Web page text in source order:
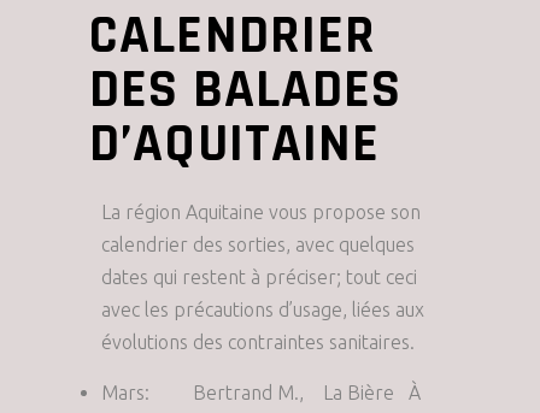
CALENDRIER
DES BALADES
D’AQUITAINE
La région Aquitaine vous propose son
calendrier des sorties, avec quelques
dates qui restent à préciser; tout ceci
avec les précautions d’usage, liées aux
évolutions des contraintes sanitaires.
Mars: Bertrand M., La Bière À